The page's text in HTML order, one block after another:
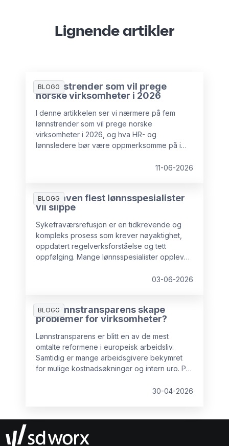
Lignende artikler
BLOGG
5 lønnstrender som vil prege
norske virksomheter i 2026
I denne artikkelen ser vi nærmere på fem
lønnstrender som vil prege norske
virksomheter i 2026, og hva HR- og
lønnsledere bør være oppmerksomme på i
11-06-2026
BLOGG
Oppgaven flest lønnsspesialister
vil slippe
Sykefraværsrefusjon er en tidkrevende og
kompleks prosess som krever nøyaktighet,
oppdatert regelverksforståelse og tett
oppfølging. Mange lønnsspesialister opplever
velger å sette bort akkurat denne oppgaven
og for å minimere risiko.
03-06-2026
BLOGG
Kan lønnstransparens skape
problemer for virksomheter?
Lønnstransparens er blitt en av de mest
omtalte reformene i europeisk arbeidsliv.
Samtidig er mange arbeidsgivere bekymret
for mulige kostnadsøkninger og intern uro. På
negativt for virksomheter. Med god
tid. I denne artikkelen ser vi nærmere på de
vanligste bekymringene og hvordan de kan
håndteres.
30-04-2026